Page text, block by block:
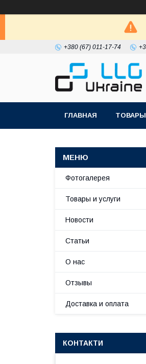
+380 (67) 011-17-74
ГЛАВНАЯ ТОВАРЫ
Фотогалерея
Товары и услуги
Новости
Статьи
О нас
Отзывы
Доставка и оплата
КОНТАКТИ